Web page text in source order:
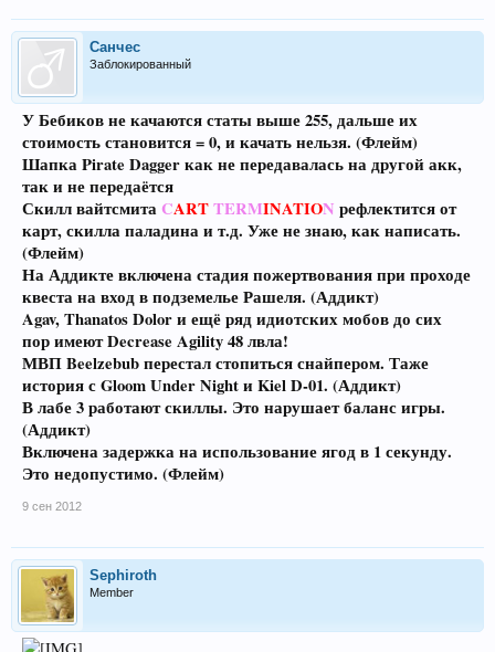
Санчес
Заблокированный
У Бебиков не качаются статы выше 255, дальше их
стоимость становится = 0, и качать нельзя. (Флейм)
Шапка Pirate Dagger как не передавалась на другой акк,
так и не передаётся
Скилл вайтсмитаCARTTERMINATION рефлектится от
карт, скилла паладина и т.д. Уже не знаю, как написать.
(Флейм)
На Аддикте включена стадия пожертвования при проходе
квеста на вход в подземелье Рашеля. (Аддикт)
Agav, Thanatos Dolor и ещё ряд идиотских мобов до сих
пор имеют Decrease Agility 48 лвла!
МВП Beelzebub перестал стопиться снайпером. Таже
история с Gloom Under Night и Kiel D-01. (Аддикт)
В лабе 3 работают скиллы. Это нарушает баланс игры.
(Аддикт)
Включена задержка на использование ягод в 1 секунду.
Это недопустимо. (Флейм)
9 сен 2012
Sephiroth
Member